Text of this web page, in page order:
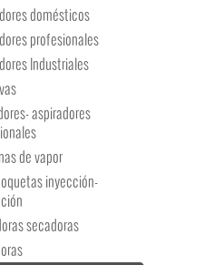
domésticos
profesionales
Industriales
aspiradores
de vapor
inyección-
secadoras